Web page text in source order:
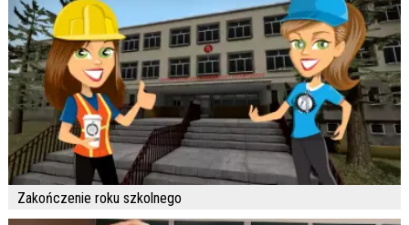
Zakończenie roku szkolnego